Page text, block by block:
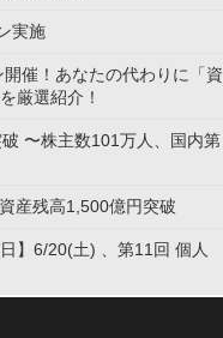
実施
催！あなたの代わりに「資
厳選紹介！
〜株主数101万人、国内第
産残高1,500億円突破
】6/20(土) 、第11回 個人